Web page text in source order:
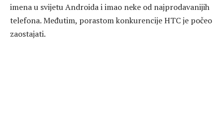
imena u svijetu Androida i imao neke od najprodavanijih
telefona. Međutim, porastom konkurencije HTC je počeo
zaostajati.